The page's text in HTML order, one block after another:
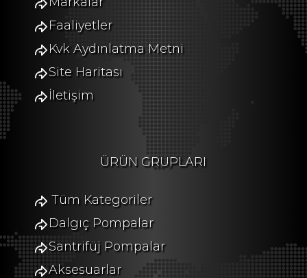
Faaliyetler
Kvk Aydınlatma Metni
Site Haritası
İletişim
ÜRÜN GRUPLARI
Tüm Kategoriler
Dalgıç Pompalar
Santrifüj Pompalar
Aksesuarlar